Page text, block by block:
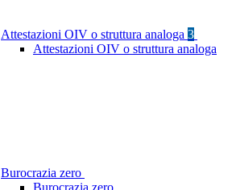
Attestazioni OIV o struttura analoga 3
Attestazioni OIV o struttura analoga
Burocrazia zero